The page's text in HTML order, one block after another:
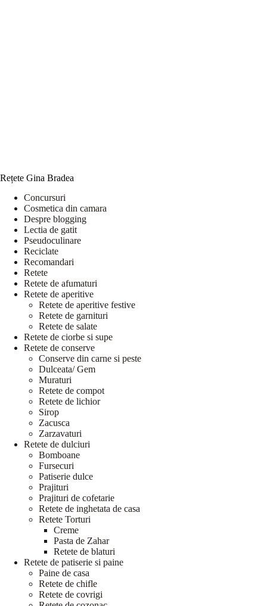
Rețete Gina Bradea
Concursuri
Cosmetica din camara
Despre blogging
Lectia de gatit
Pseudoculinare
Reciclate
Recomandari
Retete
Retete de afumaturi
Retete de aperitive
Retete de aperitive festive
Retete de garnituri
Retete de salate
Retete de ciorbe si supe
Retete de conserve
Conserve din carne si peste
Dulceata/ Gem
Muraturi
Retete de compot
Retete de lichior
Sirop
Zacusca
Zarzavaturi
Retete de dulciuri
Bomboane
Fursecuri
Patiserie dulce
Prajituri
Prajituri de cofetarie
Retete de inghetata de casa
Retete Torturi
Creme
Pasta de Zahar
Retete de blaturi
Retete de patiserie si paine
Paine de casa
Retete de chifle
Retete de covrigi